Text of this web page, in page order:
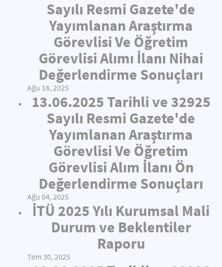
Sayılı Resmi Gazete'de
Yayımlanan Araştırma
Görevlisi Ve Öğretim
Görevlisi Alımı İlanı Nihai
Değerlendirme Sonuçları
Ağu 18, 2025
13.06.2025 Tarihli ve 32925
Sayılı Resmi Gazete'de
Yayımlanan Araştırma
Görevlisi Ve Öğretim
Görevlisi Alım İlanı Ön
Değerlendirme Sonuçları
Ağu 04, 2025
İTÜ 2025 Yılı Kurumsal Mali
Durum ve Beklentiler
Raporu
Tem 30, 2025